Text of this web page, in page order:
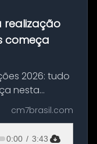
realização
começa
2026: tudo
nesta
o prazo
cm7brasil.com
0:00 / 3:43